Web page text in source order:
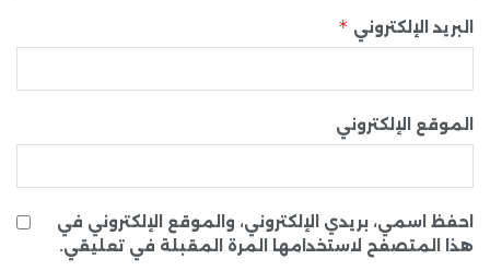
البريد الإلكتروني *
الموقع الإلكتروني
احفظ اسمي، بريدي الإلكتروني، والموقع الإلكتروني في
هذا المتصفح لاستخدامها المرة المقبلة في تعليقي.